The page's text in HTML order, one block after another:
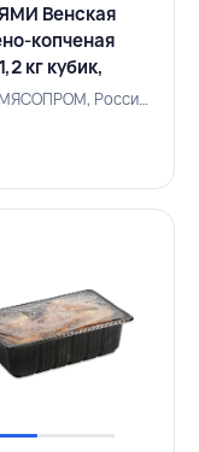
Венская
копченая
кг кубик,
АГРОМЯСОПРОМ, Россия, 109000562